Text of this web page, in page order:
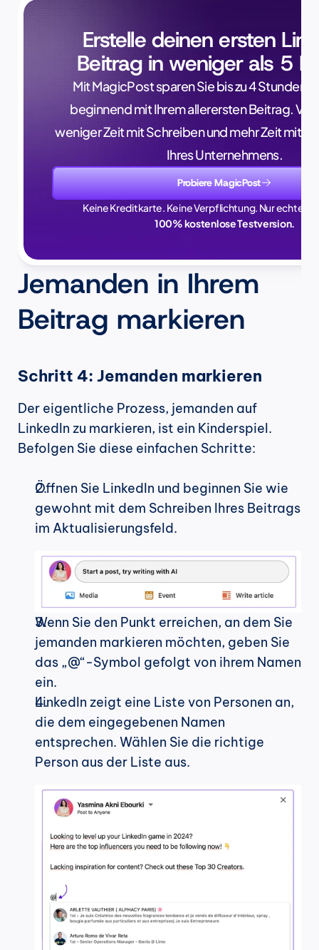
Erstelle deinen ersten
Beitrag in weniger als 5
Mit MagicPost sparen Sie bis zu 4 Stunden
beginnend mit Ihrem allerersten Beitrag.
weniger Zeit mit Schreiben und mehr Zeit mit
Ihres Unternehmens.
Probiere MagicPost
Keine Kreditkarte. Keine Verpflichtung. Nur echte
100% kostenlose Testversion.
Jemanden in Ihrem
Beitrag markieren
Schritt 4: Jemanden markieren
Der eigentliche Prozess, jemanden auf
LinkedIn zu markieren, ist ein Kinderspiel.
Befolgen Sie diese einfachen Schritte:
Öffnen Sie LinkedIn und beginnen Sie wie
gewohnt mit dem Schreiben Ihres Beitrags
im Aktualisierungsfeld.
Wenn Sie den Punkt erreichen, an dem Sie
jemanden markieren möchten, geben Sie
das „@“-Symbol gefolgt von ihrem Namen
ein.
LinkedIn zeigt eine Liste von Personen an,
die dem eingegebenen Namen
entsprechen. Wählen Sie die richtige
Person aus der Liste aus.